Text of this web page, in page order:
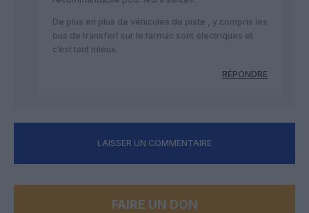
De plus en plus de véhicules de piste , y compris les
bus de transfert sur le tarmac sont électriques et
c’est tant mieux.
RÉPONDRE
LAISSER UN COMMENTAIRE
FAIRE UN DON